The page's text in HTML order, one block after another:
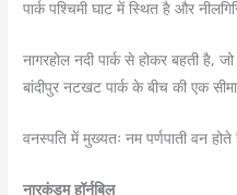
पार्क पश्चिमी घाट में स्थित है और
नागरहोल नदी पार्क से होकर बहती है,
बांदीपुर नटखट पार्क के बीच की एक
वनस्पति में मुख्यतः नम पर्णपाती वन
नारकंडम हॉर्नबिल